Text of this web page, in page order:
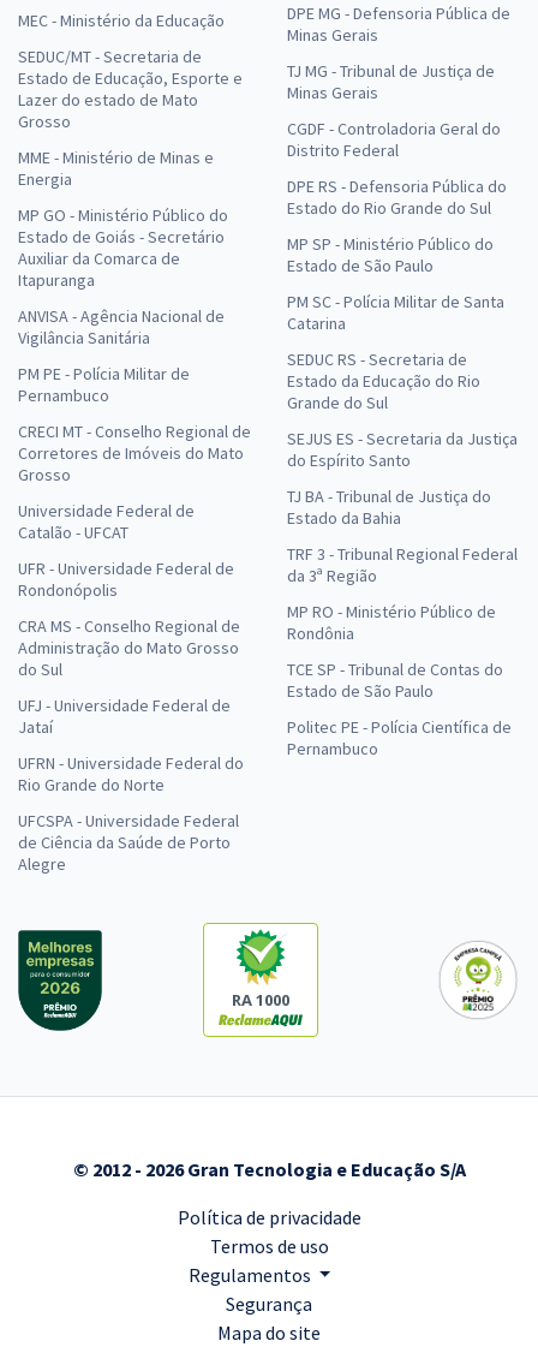
MEC - Ministério da Educação
SEDUC/MT - Secretaria de
Estado de Educação, Esporte e
Lazer do estado de Mato
Grosso
MME - Ministério de Minas e
Energia
MP GO - Ministério Público do
Estado de Goiás - Secretário
Auxiliar da Comarca de
Itapuranga
ANVISA - Agência Nacional de
Vigilância Sanitária
PM PE - Polícia Militar de
Pernambuco
CRECI MT - Conselho Regional de
Corretores de Imóveis do Mato
Grosso
Universidade Federal de
Catalão - UFCAT
UFR - Universidade Federal de
Rondonópolis
CRA MS - Conselho Regional de
Administração do Mato Grosso
do Sul
UFJ - Universidade Federal de
Jataí
UFRN - Universidade Federal do
Rio Grande do Norte
UFCSPA - Universidade Federal
de Ciência da Saúde de Porto
Alegre
DPE MG - Defensoria Pública de
Minas Gerais
TJ MG - Tribunal de Justiça de
Minas Gerais
CGDF - Controladoria Geral do
Distrito Federal
DPE RS - Defensoria Pública do
Estado do Rio Grande do Sul
MP SP - Ministério Público do
Estado de São Paulo
PM SC - Polícia Militar de Santa
Catarina
SEDUC RS - Secretaria de
Estado da Educação do Rio
Grande do Sul
SEJUS ES - Secretaria da Justiça
do Espírito Santo
TJ BA - Tribunal de Justiça do
Estado da Bahia
TRF 3 - Tribunal Regional Federal
da 3ª Região
MP RO - Ministério Público de
Rondônia
TCE SP - Tribunal de Contas do
Estado de São Paulo
Politec PE - Polícia Científica de
Pernambuco
RA 1000
© 2012 - 2026 Gran Tecnologia e Educação S/A
Política de privacidade
Termos de uso
Regulamentos
Segurança
Mapa do site